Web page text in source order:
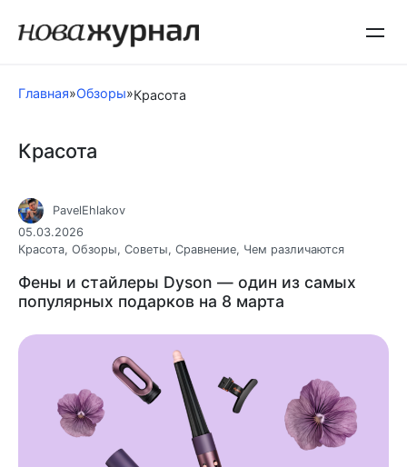
Главная»Обзоры»Красота
Красота
PavelEhlakov
05.03.2026
Красота, Обзоры, Советы, Сравнение, Чем различаются
Фены и стайлеры Dyson — один из самых
популярных подарков на 8 марта